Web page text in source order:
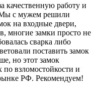
качественную работу и
Мы с мужем решили
на входные двери,
многие замки просто не
сварка либо
поставить замок
но этот замок
взломостойкости и
РФ. Рекомендуем!